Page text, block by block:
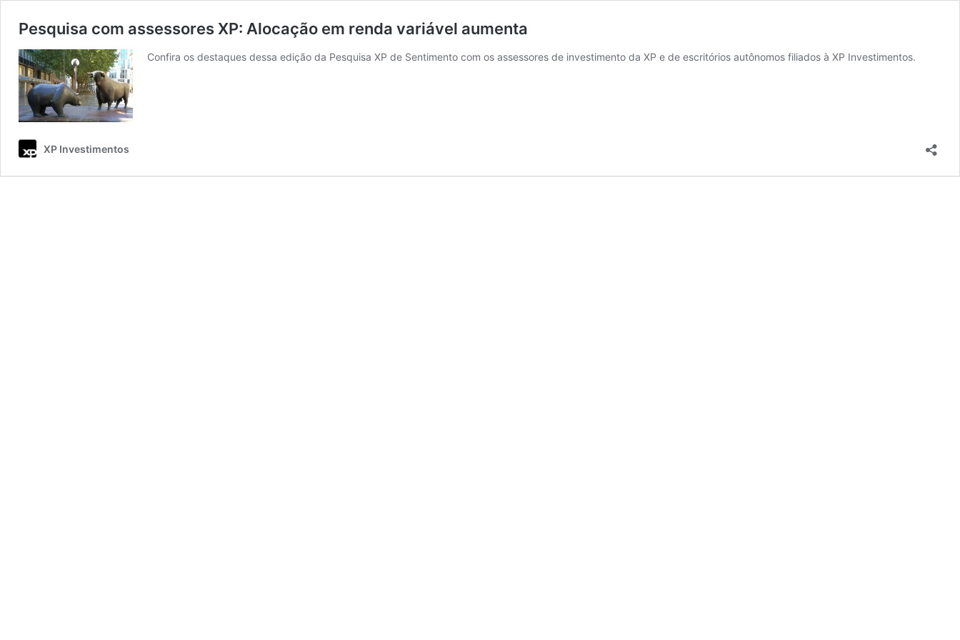
Pesquisa com assessores XP: Alocação em renda variável aumenta
Confira os destaques dessa edição da Pesquisa XP de Sentimento com os assessores de investimento da XP e de escritórios autônomos filiados à XP Investimentos.
XP Investimentos